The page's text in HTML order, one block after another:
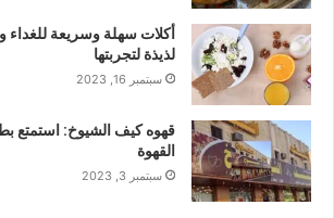
أكلات سهلة وسريعة للغداء
لذيذة لتجربتها
سبتمبر 16, 2023
قهوه كيف الشيوخ: استمتع
القهوة
سبتمبر 3, 2023